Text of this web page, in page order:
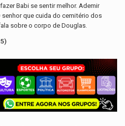
Babi se sentir melhor. Ademir
senhor que cuida do cemitério dos
sobre o corpo de Douglas.